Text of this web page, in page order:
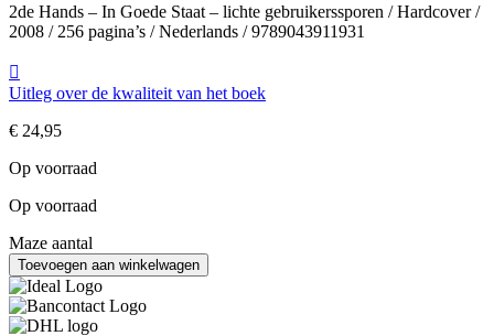
2de Hands – In Goede Staat – lichte gebruikerssporen / Hardcover /
2008 / 256 pagina’s / Nederlands / 9789043911931
Uitleg over de kwaliteit van het boek
€ 24,95
Op voorraad
Op voorraad
Maze aantal
Toevoegen aan winkelwagen